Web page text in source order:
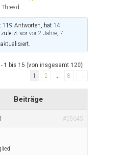
119 Antworten, hat 14
zuletzt vorvor 2 Jahre, 7
aktualisiert.
1 bis 15 (von insgesamt 120)
1
2 8 →
Beiträge
#55645